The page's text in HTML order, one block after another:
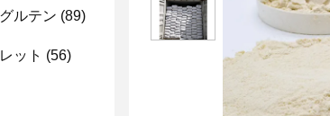
ルテン (89)
ット (56)